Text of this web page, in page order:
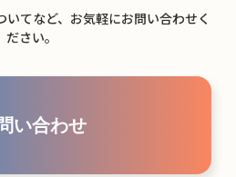
てなど、お気軽にお問い合わせく
ださい。
い合わせ